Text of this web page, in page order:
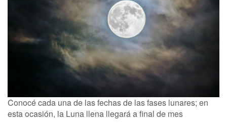
Conocé cada una de las fechas de las fases lunares; en
esta ocasión, la Luna llena llegará a final de mes